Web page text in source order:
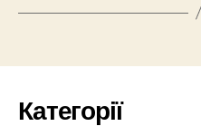
Категорії